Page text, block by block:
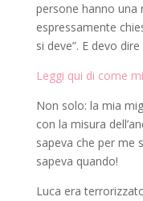
persone hanno una
espressamente
si deve”. E devo
Leggi qui di come
Non solo: la mia
con la misura
sapeva che per me
sapeva quando!
Luca era